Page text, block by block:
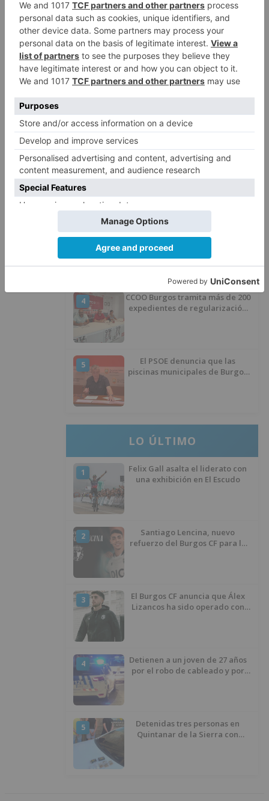
personal asegura cederá presión soi
permiso
retribuido
recuperable
LO + VISTO
apertura del Castillo responde a
“una foto” y no a la culminación
2
El poblado de El Encuentro de
Burgos a punto de culminar su
3
Un libro rescata la historia y
memoria del pueblo burgalés de
Huérmeces
4
CCOO Burgos tramita más de 200
expedientes de regularización
5
El PSOE denuncia que las
piscinas municipales de Burgos
LO ÚLTIMO
1
Felix Gall asalta el liderato con
una exhibición en El Escudo
2
Santiago Lencina, nuevo
refuerzo del Burgos CF para la
3
El Burgos CF anuncia que Álex
Lizancos ha sido operado con
4
Detienen a un joven de 27 años
por el robo de cableado y por
5
Detenidas tres personas en
Quintanar de la Sierra con